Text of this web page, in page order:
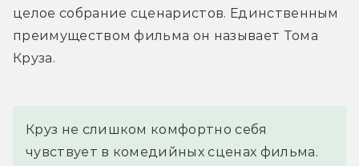
целое собрание сценаристов. Единственным
преимуществом фильма он называет Тома
Круза.
Круз не слишком комфортно себя
чувствует в комедийных сценах фильма.